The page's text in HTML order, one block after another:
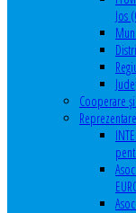
Jos
Cooperare